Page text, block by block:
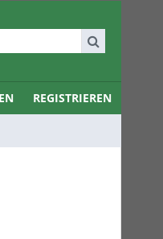
REGISTRIEREN